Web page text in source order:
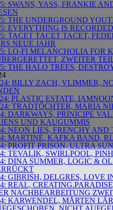
SWANS, YASS, FRANKIE
THE UNDERGROUND
EVERYTHING IS
TACET TACET TACET,
NEUE JAHR
LO-FI MELANCHOLIA FOR
ZWEITER
THE HALO TREES,
24: BILLY ZACH, VLIMMER,
PLASTIC ESTATE,
24: TRADTÖCHTER, MARIA
DARKWAYS, PRINICIPE
UND KAUGUMMIS
NEON LIES, FRENCHY
MARTINÉ, KAFKA BAND,
PROFIT PRISON, ULTRA
TEVALIK, SWIRLPOOL,
DINA SUMMER, LOGIC &
GIBRISH, DELGRES, LOVE
REAL,
NACHBEARBEITUNG
KARWENDEL, MÅRTEN
NICHT